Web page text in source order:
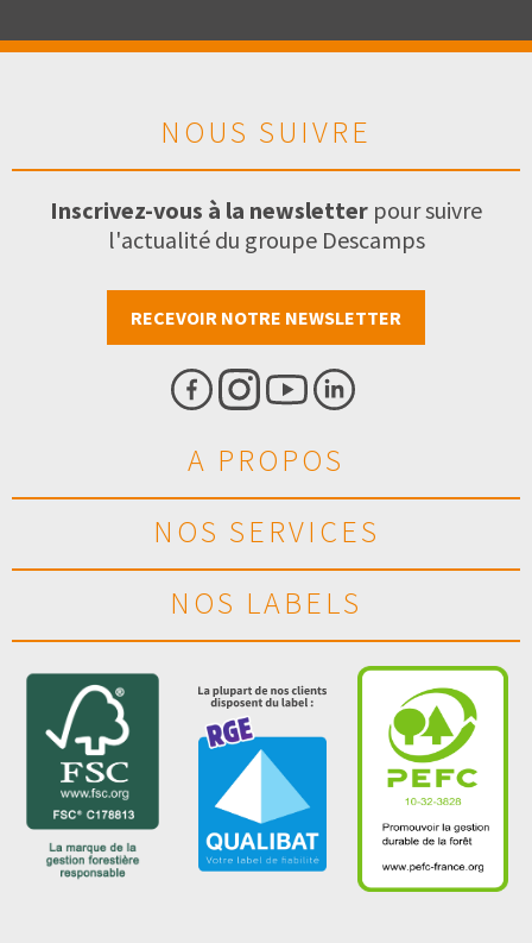
NOUS SUIVRE
Inscrivez-vous à la newsletter pour suivre
l'actualité du groupe Descamps
RECEVOIR NOTRE NEWSLETTER
A PROPOS
NOS SERVICES
NOS LABELS